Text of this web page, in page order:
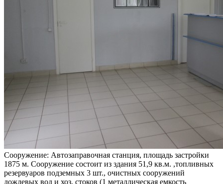
Сооружение: Автозаправочная станция, площадь застройки
1875 м. Сооружение состоит из здания 51,9 кв.м. ,топливных
резервуаров подземных 3 шт., очистных сооружений
дождевых вод и хоз. стоков (1 металлическая емкость